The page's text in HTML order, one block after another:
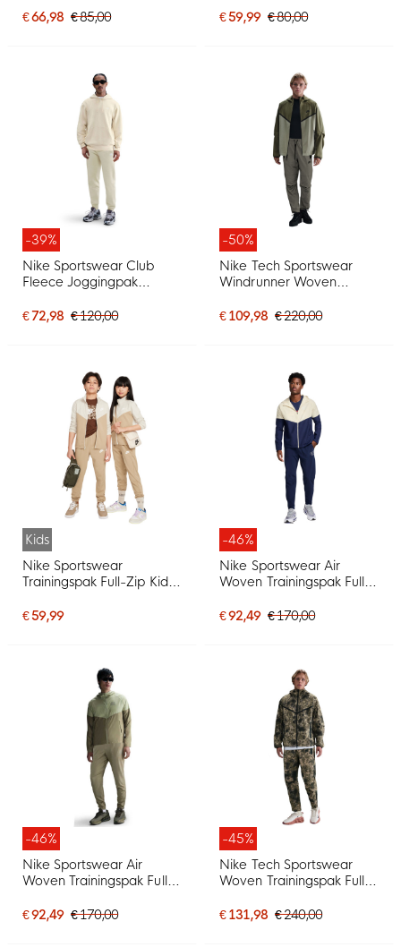
€ 66,98 € 85,00
Wit
€ 59,99 € 80,00
-39%
Nike Sportswear Club
Fleece Joggingpak
€ 72,98 € 120,00
-50%
Nike Tech Sportswear
Windrunner Woven
Groen Olijfgroen Zwart
€ 109,98 € 220,00
Kids
Nike Sportswear
Trainingspak Full-Zip Kids
€ 59,99
-46%
Nike Sportswear Air
Woven Trainingspak Full-
Rood Zilver
€ 92,49 € 170,00
-46%
Nike Sportswear Air
Woven Trainingspak Full-
Neongeel
€ 92,49 € 170,00
-45%
Nike Tech Sportswear
Woven Trainingspak Full-
€ 131,98 € 240,00